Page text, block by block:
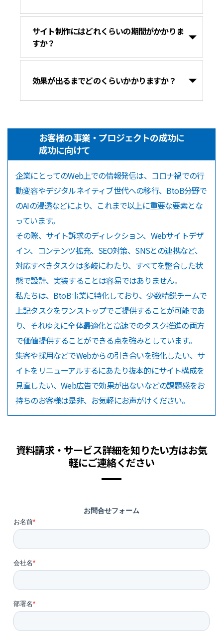
サイト制作にはどれくらいの期間がかかりま
すか？
効果が出るまでどのくらいかかりますか？
お客様の事業・プロジェクトの成功に
成功に向けて
企業にとってのWeb上での情報発信は、コロナ禍での行
動変容やデジタルネイティブ世代への移行、BtoB分野で
のAIの浸透などにより、これまで以上に重要な要素とな
っています。
その際、サイト訴求のディレクション、Webサイトデザ
イン、コンテンツ拡充、SEO対策、SNSとの連携など、
対応すべきタスクは多岐にわたり、すべてを整合した状
態で設計、実装することは容易ではありません。
私たちは、BtoB事業に特化しており、少数精鋭チームで
上記タスクをワンストップでご提供することが可能であ
り、それゆえに全体最適化と高速でのタスク推進の両方
で価値提供することができる点を強みとしています。
集客や採用などでWebからの引き合いを強化したい、サ
イトをリニューアルするにあたり抜本的にサイト構成を
見直したい、Web広告で効果が出ないなどの課題感をお
持ちのお客様は是非、お気軽にお声がけください。
資料請求・サービス詳細を知りたい方はお気
軽にご連絡ください